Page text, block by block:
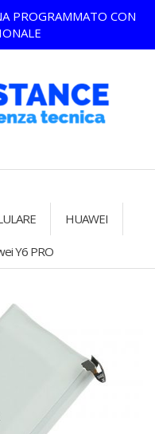
PROGRAMMATO CON
HUAWEI
Y6 PRO